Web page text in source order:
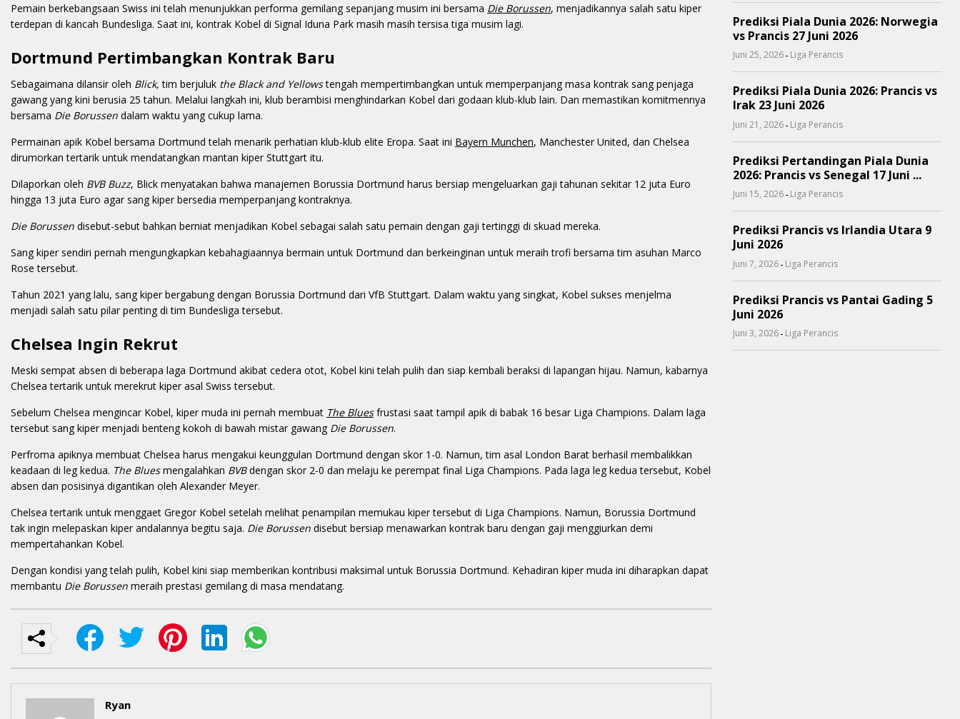
Pemain berkebangsaan Swiss ini telah menunjukkan performa gemilang sepanjang musim ini bersama Die Borussen, menjadikannya salah satu kiper
terdepan di kancah Bundesliga. Saat ini, kontrak Kobel di Signal Iduna Park masih masih tersisa tiga musim lagi.
Dortmund Pertimbangkan Kontrak Baru
Sebagaimana dilansir oleh Blick, tim berjuluk the Black and Yellowstengah mempertimbangkan untuk memperpanjang masa kontrak sang penjaga
gawang yang kini berusia 25 tahun. Melalui langkah ini, klub berambisi menghindarkan Kobel dari godaan klub-klub lain. Dan memastikan komitmennya
bersama Die Borussen dalam waktu yang cukup lama.
Permainan apik Kobel bersama Dortmund telah menarik perhatian klub-klub elite Eropa. Saat ini Bayern Munchen, Manchester United, dan Chelsea
dirumorkan tertarik untuk mendatangkan mantan kiper Stuttgart itu.
Dilaporkan oleh BVB Buzz, Blick menyatakan bahwa manajemen Borussia Dortmund harus bersiap mengeluarkan gaji tahunan sekitar 12 juta Euro
hingga 13 juta Euro agar sang kiper bersedia memperpanjang kontraknya.
Die Borussen disebut-sebut bahkan berniat menjadikan Kobel sebagai salah satu pemain dengan gaji tertinggi di skuad mereka.
Sang kiper sendiri pernah mengungkapkan kebahagiaannya bermain untuk Dortmund dan berkeinginan untuk meraih trofi bersama tim asuhan Marco
Rose tersebut.
Tahun 2021 yang lalu, sang kiper bergabung dengan Borussia Dortmund dari VfB Stuttgart. Dalam waktu yang singkat, Kobel sukses menjelma
menjadi salah satu pilar penting di tim Bundesliga tersebut.
Chelsea Ingin Rekrut
Meski sempat absen di beberapa laga Dortmund akibat cedera otot, Kobel kini telah pulih dan siap kembali beraksi di lapangan hijau. Namun, kabarnya
Chelsea tertarik untuk merekrut kiper asal Swiss tersebut.
Sebelum Chelsea mengincar Kobel, kiper muda ini pernah membuat The Bluesfrustasi saat tampil apik di babak 16 besar Liga Champions. Dalam laga
tersebut sang kiper menjadi benteng kokoh di bawah mistar gawang Die Borussen.
Perfroma apiknya membuat Chelsea harus mengakui keunggulan Dortmund dengan skor 1-0. Namun, tim asal London Barat berhasil membalikkan
keadaan di leg kedua. The Bluesmengalahkan BVBdengan skor 2-0 dan melaju ke perempat final Liga Champions. Pada laga leg kedua tersebut, Kobel
absen dan posisinya digantikan oleh Alexander Meyer.
Chelsea tertarik untuk menggaet Gregor Kobel setelah melihat penampilan memukau kiper tersebut di Liga Champions. Namun, Borussia Dortmund
tak ingin melepaskan kiper andalannya begitu saja. Die Borussen disebut bersiap menawarkan kontrak baru dengan gaji menggiurkan demi
mempertahankan Kobel.
Dengan kondisi yang telah pulih, Kobel kini siap memberikan kontribusi maksimal untuk Borussia Dortmund. Kehadiran kiper muda ini diharapkan dapat
membantu Die Borussen meraih prestasi gemilang di masa mendatang.
Ryan
Prediksi Piala Dunia 2026: Norwegia
vs Prancis 27 Juni 2026
Juni 25, 2026 - Liga Perancis
Prediksi Piala Dunia 2026: Prancis vs
Irak 23 Juni 2026
Juni 21, 2026 - Liga Perancis
Prediksi Pertandingan Piala Dunia
2026: Prancis vs Senegal 17 Juni ...
Juni 15, 2026 - Liga Perancis
Prediksi Prancis vs Irlandia Utara 9
Juni 2026
Juni 7, 2026 - Liga Perancis
Prediksi Prancis vs Pantai Gading 5
Juni 2026
Juni 3, 2026 - Liga Perancis